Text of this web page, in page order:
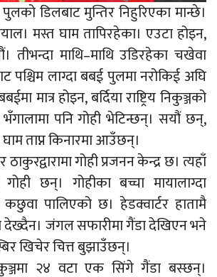
डिलबाट मुन्तिर निहुरिएका मान्छे।
मस्त घाम तापिरहेका। एउटा होइन,
तीभन्दा माथि–माथि उडिरहेका चखेवा
पश्चिम लाग्दा बबई पुलमा नरोकिई अघि
मात्र होइन, बर्दिया राष्ट्रिय निकुञ्जको
पनि गोही भेटिन्छन्। सयौं छन्,
घाम ताप्न किनारमा आउँछन्।
ठाकुरद्वारामा गोही प्रजनन केन्द्र छ। त्यहाँ
छन्। गोहीका बच्चा मायालाग्दा
पालिएको छ। हेडक्वार्टर हातामै
जंगल सफारीमा गैंडा देखिएन भने
खिचेर चित्त बुझाउँछन्।
निकुञ्जमा २४ वटा एक सिंगे गैंडा बस्छन्।